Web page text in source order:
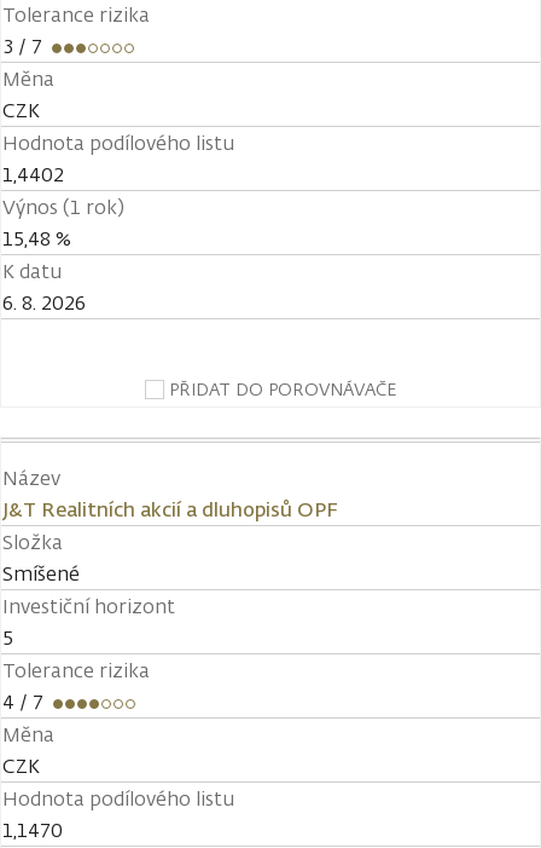
Tolerance rizika
3 / 7
Měna
CZK
Hodnota podílového listu
1,4402
Výnos (1 rok)
15,48 %
K datu
6. 8. 2026
PŘIDAT DO POROVNÁVAČE
Název
J&T Realitních akcií a dluhopisů OPF
Složka
Smíšené
Investiční horizont
5
Tolerance rizika
4 / 7
Měna
CZK
Hodnota podílového listu
1,1470